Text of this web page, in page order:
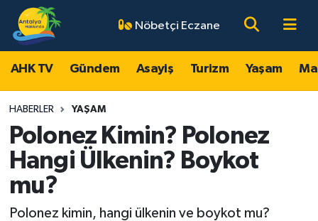
Nöbetçi Eczane
AHK TV Gündem Asayiş Turizm Yaşam
HABERLER YAŞAM
Polonez Kimin? Polonez
Hangi Ülkenin? Boykot
mu?
Polonez kimin, hangi ülkenin ve boykot mu?
AHK TV
Gündem
Asayiş
Turizm
Antalya Nöbetçi Eczaneler
Antalya Hava Durumu
Antalya Namaz Vakitleri
Antalya Trafik Yoğunluk Haritası